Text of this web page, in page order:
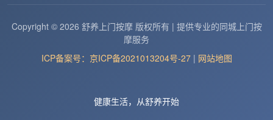
Copyright © 2026 舒养上门按摩 版权所有 | 提供专业的同城上门按
摩服务
ICP备案号：京ICP备2021013204号-27| 网站地图
健康生活，从舒养开始